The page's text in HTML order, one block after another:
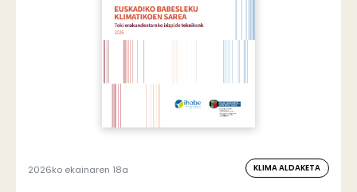
2026ko ekainaren 18a KLIMA ALDAKETA